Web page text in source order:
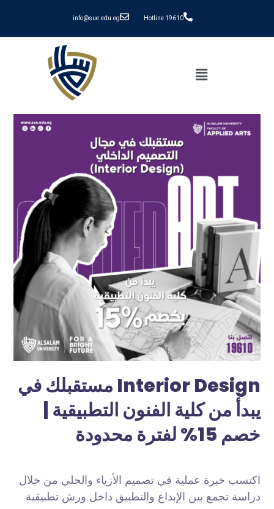
info@sue.edu.eg Hotline 19610
مستقبلك في Interior Design
يبدأ من كلية الفنون التطبيقية |
خصم 15% لفترة محدودة
اكتسب خبرة عملية في تصميم الأزياء والحلي من خلال
دراسة تجمع بين الإبداع والتطبيق داخل ورش تطبيقية